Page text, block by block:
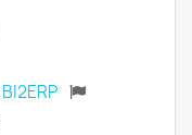
BI2ERP